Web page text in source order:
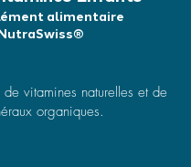
alimentaire
NutraSwiss®
vitamines naturelles et de
organiques.